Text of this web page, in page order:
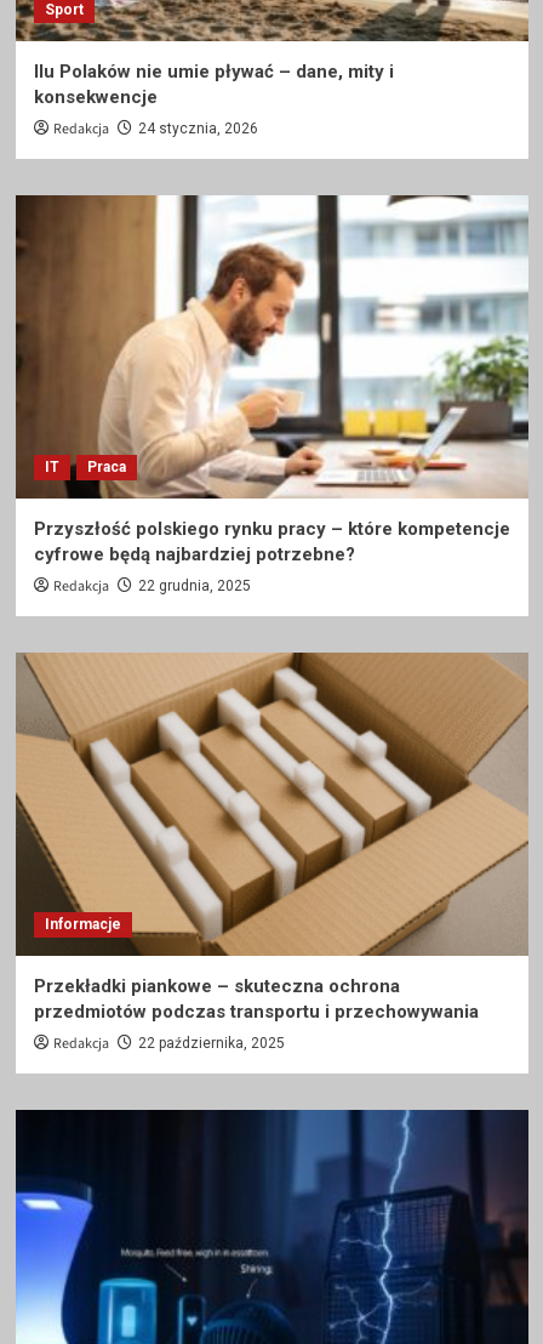
Sport
Ilu Polaków nie umie pływać – dane, mity i
konsekwencje
Redakcja 24 stycznia, 2026
IT Praca
Przyszłość polskiego rynku pracy – które kompetencje
cyfrowe będą najbardziej potrzebne?
Redakcja 22 grudnia, 2025
Informacje
Przekładki piankowe – skuteczna ochrona
przedmiotów podczas transportu i przechowywania
Redakcja 22 października, 2025